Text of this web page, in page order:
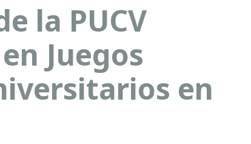
la PUCV
Juegos
en